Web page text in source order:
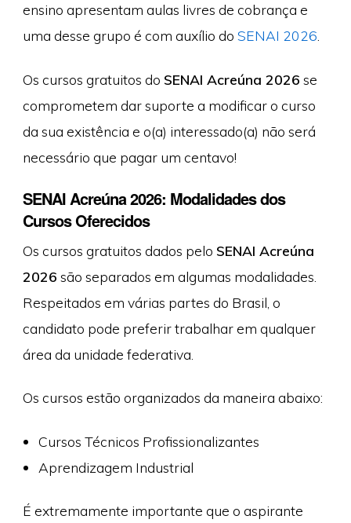
ensino apresentam aulas livres de cobrança e
uma desse grupo é com auxílio do SENAI 2026
Os cursos gratuitos do SENAI Acreúna 2026 se
comprometem dar suporte a modificar o curso
da sua existência e o(a) interessado(a) não será
necessário que pagar um centavo!
SENAI Acreúna 2026: Modalidades dos
Cursos Oferecidos
Os cursos gratuitos dados pelo SENAI Acreúna
2026 são separados em algumas modalidades.
Respeitados em várias partes do Brasil, o
candidato pode preferir trabalhar em qualquer
área da unidade federativa.
Os cursos estão organizados da maneira abaixo:
Cursos Técnicos Profissionalizantes
Aprendizagem Industrial
É extremamente importante que o aspirante